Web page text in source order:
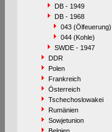
DB - 1949
DB - 1968
043 (Ölfeuerung)
044 (Kohle)
SWDE - 1947
DDR
Polen
Frankreich
Österreich
Tschechoslowakei
Rumänien
Sowjetunion